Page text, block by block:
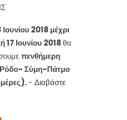
Ιουνίου 2018 μέχρι
17 Ιουνίου 2018θα
πενθήμερη
Ρόδο- Σύμη-Πάτμο
- Διαβάστε